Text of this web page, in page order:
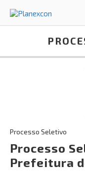
Esqueci a senha
INÍCIO
Processo Seletivo
Processo
Prefeitura